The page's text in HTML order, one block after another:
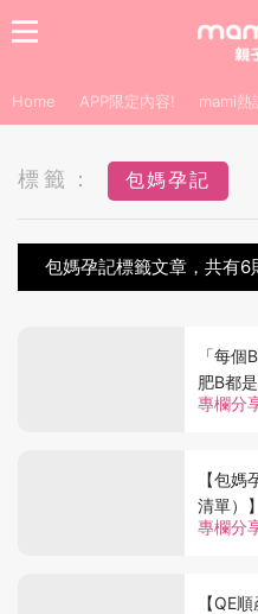
Home APP限定內容! mami熱
標籤： 包媽孕記
包媽孕記標籤文章，共有
專欄分
「每
肥B都
專欄分
【包
清單）】
【QE